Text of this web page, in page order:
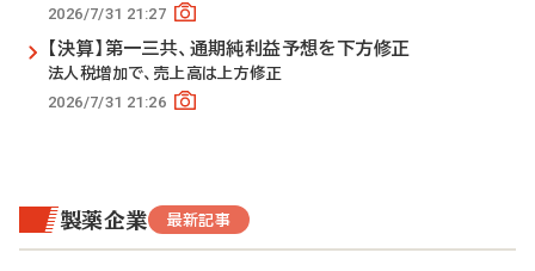
2026/7/31 21:27
【決算】第一三共、通期純利益予想を下方修正
法人税増加で、売上高は上方修正
2026/7/31 21:26
製薬企業 最新記事